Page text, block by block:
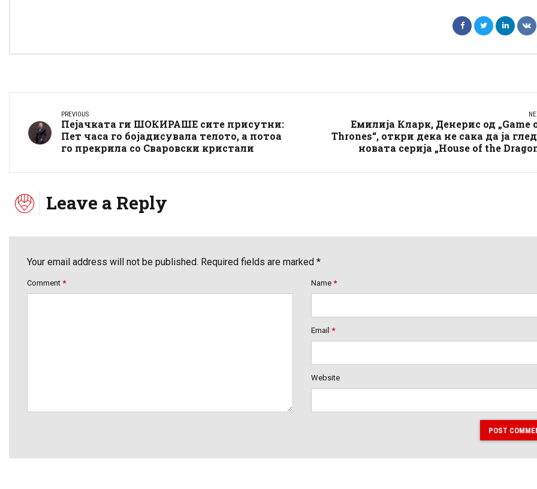
PREVIOUS
Пејачката ги ШОКИРАШЕ сите присутни:
Пет часа го бојадисувала телото, а потоа
го прекрила со Сваровски кристали
Емилија Кларк, Денерис од „Game
Thrones“, откри дека не сака да ја
новата серија „House of the
Leave a Reply
Your email address will not be published. Required fields are marked *
Comment * Name *
Email *
Website
POST